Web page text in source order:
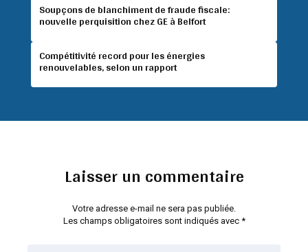
Soupçons de blanchiment de fraude fiscale:
nouvelle perquisition chez GE à Belfort
Compétitivité record pour les énergies
renouvelables, selon un rapport
Laisser un commentaire
Votre adresse e-mail ne sera pas publiée.
Les champs obligatoires sont indiqués avec *